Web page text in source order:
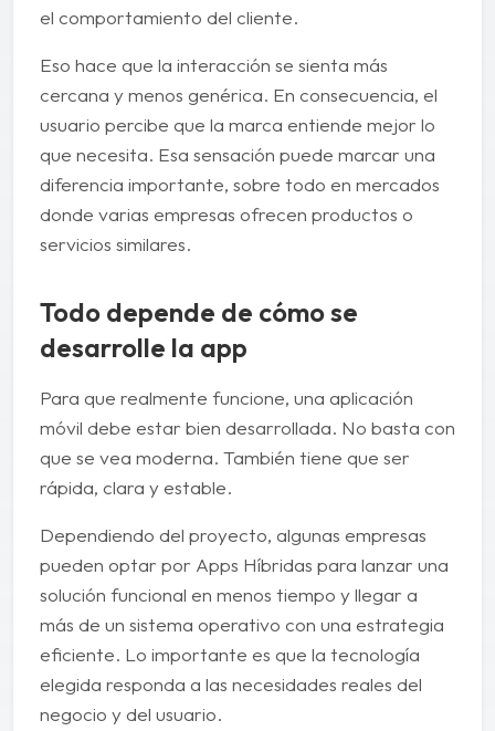
el comportamiento del cliente.
Eso hace que la interacción se sienta más
cercana y menos genérica. En consecuencia, el
usuario percibe que la marca entiende mejor lo
que necesita. Esa sensación puede marcar una
diferencia importante, sobre todo en mercados
donde varias empresas ofrecen productos o
servicios similares.
Todo depende de cómo se
desarrolle la app
Para que realmente funcione, una aplicación
móvil debe estar bien desarrollada. No basta con
que se vea moderna. También tiene que ser
rápida, clara y estable.
Dependiendo del proyecto, algunas empresas
pueden optar por Apps Híbridas para lanzar una
solución funcional en menos tiempo y llegar a
más de un sistema operativo con una estrategia
eficiente. Lo importante es que la tecnología
elegida responda a las necesidades reales del
negocio y del usuario.